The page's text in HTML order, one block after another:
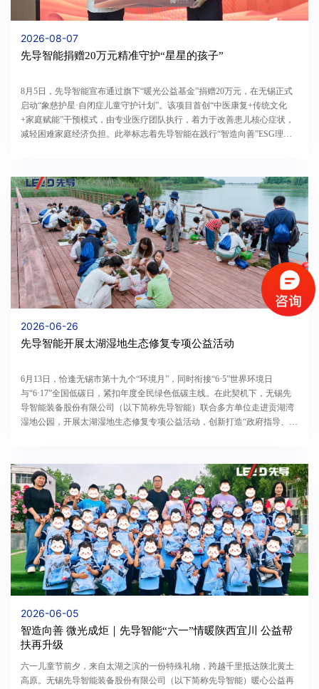
2026-08-07
先导智能捐赠20万元精准守护“星星的孩子”
8月5日，先导智能宣布通过旗下“暖光公益基金”捐赠20万元，在无锡正式
启动“象慈护星·自闭症儿童守护计划”。该项目首创“中医康复+传统文化
+家庭赋能”干预模式，由专业医疗团队执行，着力于改善患儿核心症状，
减轻困难家庭经济负担。此举标志着先导智能在践行“智造向善”ESG理
2026-06-26
先导智能开展太湖湿地生态修复专项公益活动
6月13日，恰逢无锡市第十九个“环境月”，同时衔接“6·5”世界环境日
与“6·17”全国低碳日，紧扣年度全民绿色低碳主线。在此契机下，无锡先
导智能装备股份有限公司（以下简称先导智能）联合多方单位走进贡湖湾
湿地公园，开展太湖湿地生态修复专项公益活动，创新打造“政府指导、企
2026-06-05
智造向善 微光成炬｜先导智能“六一”情暖陕西宜川 公益帮
扶再升级
六一儿童节前夕，来自太湖之滨的一份特殊礼物，跨越千里抵达陕北黄土
高原。无锡先导智能装备股份有限公司（以下简称先导智能）暖心公益再